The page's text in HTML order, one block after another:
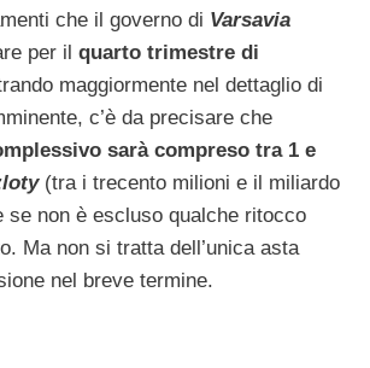
che il governo di Varsavia
per il quarto trimestre di
maggiormente nel dettaglio di
c’è da precisare che
sarà compreso tra 1 e
(tra i trecento milioni e il miliardo
se non è escluso qualche ritocco
Ma non si tratta dell’unica asta
nel breve termine.